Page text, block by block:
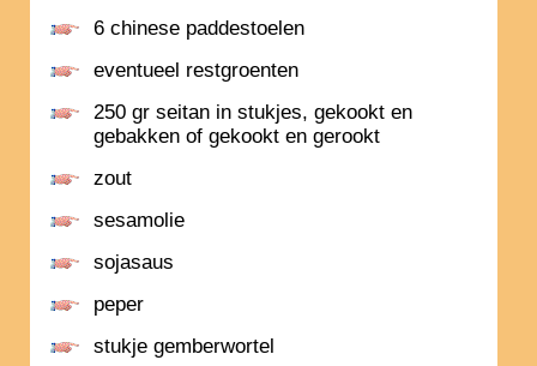
6 chinese paddestoelen
eventueel restgroenten
250 gr seitan in stukjes, gekookt en
gebakken of gekookt en gerookt
zout
sesamolie
sojasaus
peper
stukje gemberwortel